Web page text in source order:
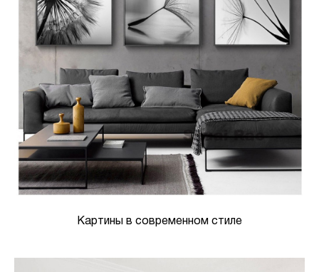
Картины в современном стиле